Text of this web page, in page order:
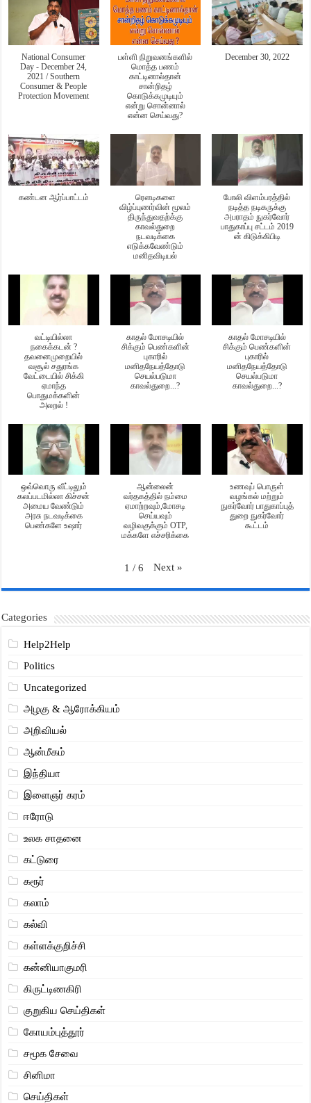
National Consumer
Day - December 24,
2021 / Southern
Consumer & People
Protection Movement
பள்ளி நிறுவனங்களில்
மொத்த பணம்
காட்டினால்தான்
சான்றிதழ்
கொடுக்கமுடியும்
என்று சொன்னால்
என்ன செய்வது?
December 30, 2022
கண்டன ஆர்ப்பாட்டம்
ரௌடிகளை
விழ்ப்புணர்வின் மூலம்
திருந்துவதற்க்கு
காவல்துறை
நடவடிக்கை
எடுக்கவேண்டும்
மனிதவிடியல்
போலி விளம்பரத்தில்
நடித்த நடிகருக்கு
அபராதம் நுகர்வோர்
பாதுகாப்பு சட்டம் 2019
ன் கிடுக்கிபிடி
வட்டியில்லா
நகைக்கடன் ?
தவனைமுறையில்
வசூல் சதுரங்க
வேட்டையில் சிக்கி
ஏமாந்த
பொதுமக்களின்
அலறல் !
காதல் மோசடியில்
சிக்கும் பெண்களின்
புகாரில்
மனிதநேயத்தோடு
செயல்படுமா
காவல்துறை...?
காதல் மோசடியில்
சிக்கும் பெண்களின்
புகாரில்
மனிதநேயத்தோடு
செயல்படுமா
காவல்துறை...?
ஒவ்வொரு வீட்டிலும்
கலப்படமில்லா கிச்சன்
அமைய வேண்டும்
அரசு நடவடிக்கை
பெண்களே உஷார்
ஆன்லைன்
வர்தகத்தில் நம்மை
ஏமாற்றவும்,மோசடி
செய்யவும்
வழிவகுக்கும் OTP,
மக்களே எச்சரிக்கை
உணவுப் பொருள்
வழங்கல் மற்றும்
நுகர்வோர் பாதுகாப்புத்
துறை நுகர்வோர்
கூட்டம்
1 / 6 Next »
Categories
Help2Help
Politics
Uncategorized
அழகு & ஆரோக்கியம்
அறிவியல்
ஆன்மீகம்
இந்தியா
இளைஞர் கரம்
ஈரோடு
உலக சாதனை
கட்டுரை
கரூர்
கலாம்
கல்வி
கள்ளக்குறிச்சி
கன்னியாகுமரி
கிருட்டிணகிரி
குறுகிய செய்திகள்
கோயம்புத்தூர்
சமூக சேவை
சினிமா
செய்திகள்